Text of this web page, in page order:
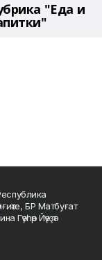
"Еда и
БР Матбуғат
Йәүҙәт